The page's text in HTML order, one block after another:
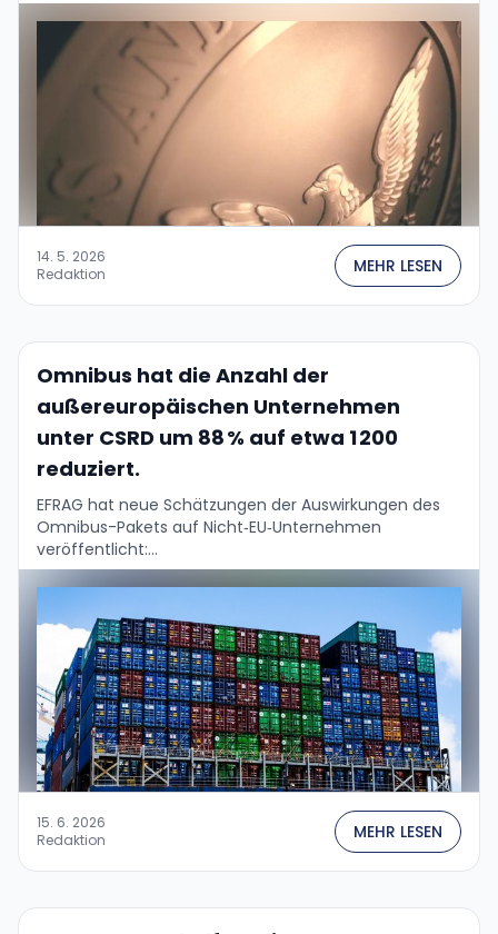
von 2024 einleiten wird. Nach monatelangen
juristischen Manövern ist also klar: …
14. 5. 2026
Redaktion
MEHR LESEN
Omnibus hat die Anzahl der
außereuropäischen Unternehmen
unter CSRD um 88 % auf etwa 1 200
reduziert.
EFRAG hat neue Schätzungen der Auswirkungen des
Omnibus-Pakets auf Nicht‑EU‑Unternehmen
veröffentlicht:...
15. 6. 2026
Redaktion
MEHR LESEN